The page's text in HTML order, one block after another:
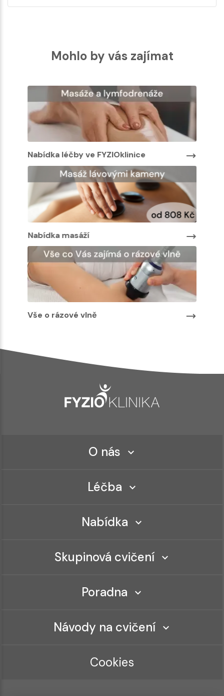
Mohlo by vás zajímat
Nabídka léčby ve FYZIOklinice
Nabídka masáží
Vše o rázové vlně
O nás
Léčba
Nabídka
Skupinová cvičení
Poradna
Návody na cvičení
Cookies